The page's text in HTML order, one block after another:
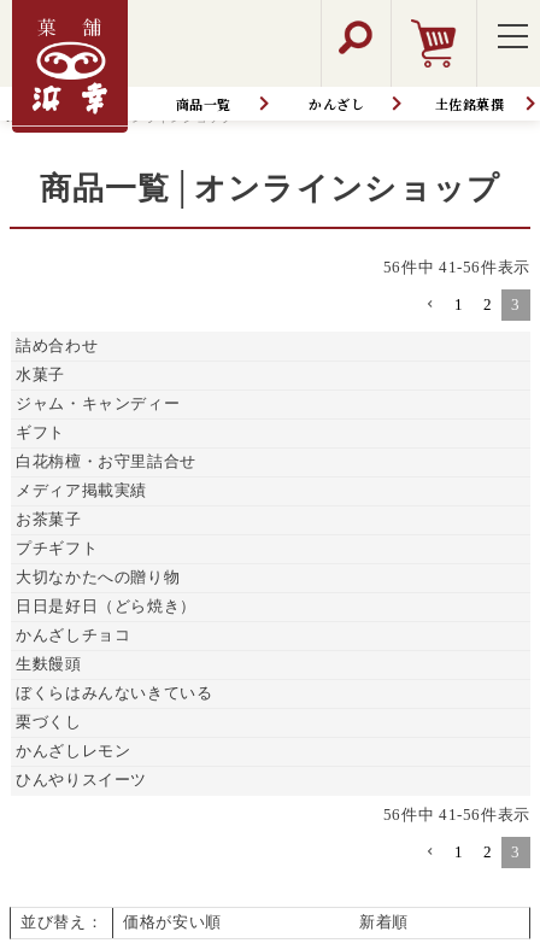
商品一覧 かんざし 土佐銘菓撰
商品一覧│オンラインショップ
商品一覧│オンラインショップ
56件中 41-56件表示
1 2 3
詰め合わせ
水菓子
ジャム・キャンディー
ギフト
白花栴檀・お守里詰合せ
メディア掲載実績
お茶菓子
プチギフト
大切なかたへの贈り物
日日是好日（どら焼き）
かんざしチョコ
生麩饅頭
ぼくらはみんないきている
栗づくし
かんざしレモン
ひんやりスイーツ
56件中 41-56件表示
1 2 3
並び替え 価格が安い順 新着順